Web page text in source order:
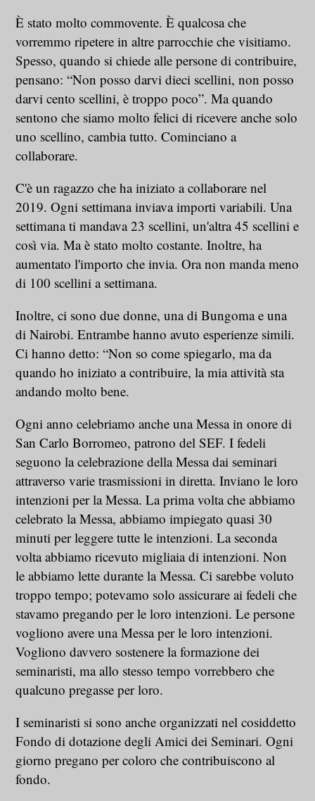
È stato molto commovente. È qualcosa che
vorremmo ripetere in altre parrocchie che visitiamo.
Spesso, quando si chiede alle persone di contribuire,
pensano: “Non posso darvi dieci scellini, non posso
darvi cento scellini, è troppo poco”. Ma quando
sentono che siamo molto felici di ricevere anche solo
uno scellino, cambia tutto. Cominciano a
collaborare.
C'è un ragazzo che ha iniziato a collaborare nel
2019. Ogni settimana inviava importi variabili. Una
settimana ti mandava 23 scellini, un'altra 45 scellini e
così via. Ma è stato molto costante. Inoltre, ha
aumentato l'importo che invia. Ora non manda meno
di 100 scellini a settimana.
Inoltre, ci sono due donne, una di Bungoma e una
di Nairobi. Entrambe hanno avuto esperienze simili.
Ci hanno detto: “Non so come spiegarlo, ma da
quando ho iniziato a contribuire, la mia attività sta
andando molto bene.
Ogni anno celebriamo anche una Messa in onore di
San Carlo Borromeo, patrono del SEF. I fedeli
seguono la celebrazione della Messa dai seminari
attraverso varie trasmissioni in diretta. Inviano le loro
intenzioni per la Messa. La prima volta che abbiamo
celebrato la Messa, abbiamo impiegato quasi 30
minuti per leggere tutte le intenzioni. La seconda
volta abbiamo ricevuto migliaia di intenzioni. Non
le abbiamo lette durante la Messa. Ci sarebbe voluto
troppo tempo; potevamo solo assicurare ai fedeli che
stavamo pregando per le loro intenzioni. Le persone
vogliono avere una Messa per le loro intenzioni.
Vogliono davvero sostenere la formazione dei
seminaristi, ma allo stesso tempo vorrebbero che
qualcuno pregasse per loro.
I seminaristi si sono anche organizzati nel cosiddetto
Fondo di dotazione degli Amici dei Seminari. Ogni
giorno pregano per coloro che contribuiscono al
fondo.